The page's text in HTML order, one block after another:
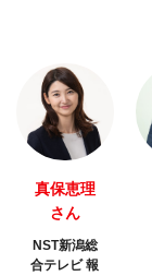
真保恵理
さん
NST新潟総
合テレビ 報